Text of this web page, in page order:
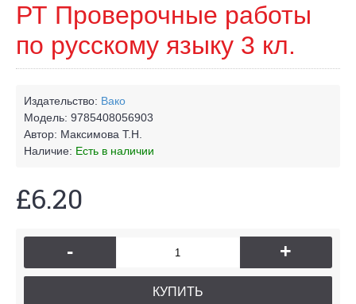
РТ Проверочные работы
по русскому языку 3 кл.
Издательство: Вако
Модель: 9785408056903
Автор: Максимова Т.Н.
Наличие: Есть в наличии
£6.20
- +
КУПИТЬ